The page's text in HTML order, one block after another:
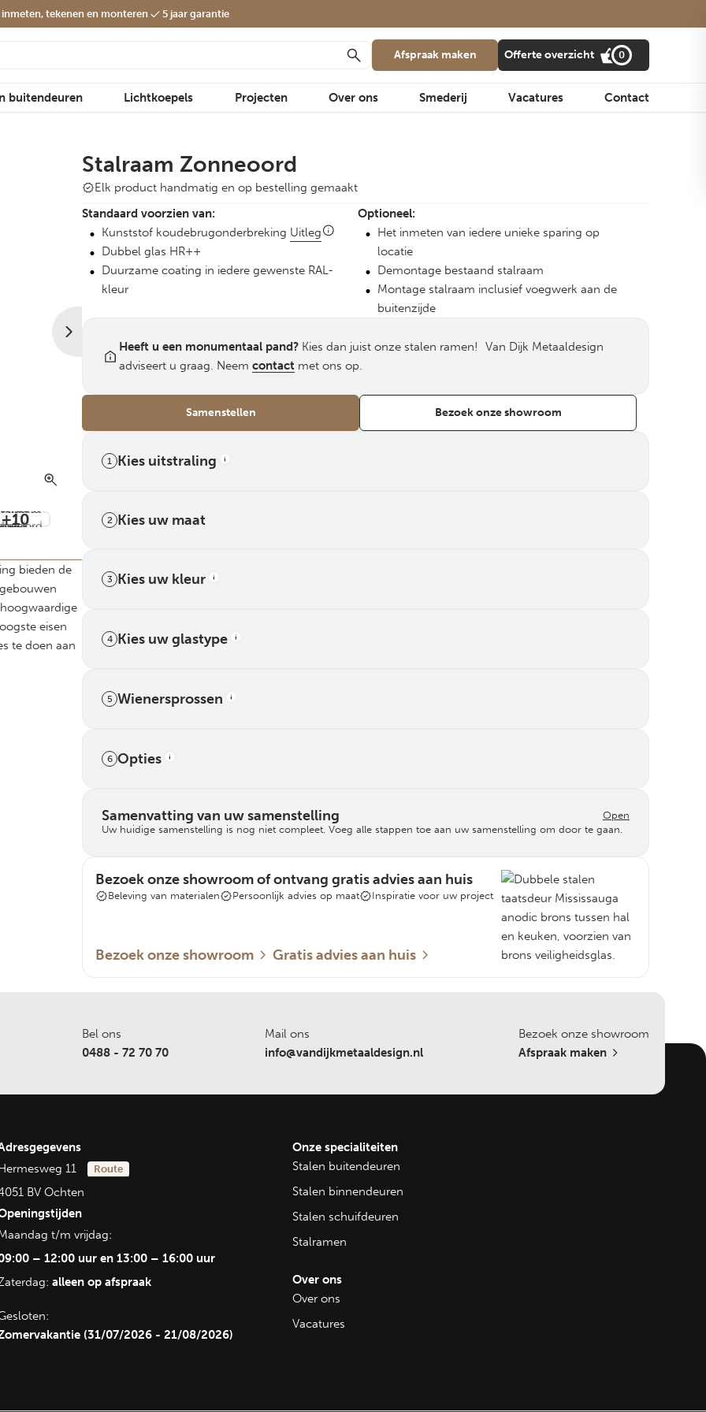
tekenen en monteren 5 jaar garantie
Afspraak maken Offerte overzicht 0
buitendeuren Lichtkoepels Projecten Over ons Smederij Vacatures Contact
+10
bieden de
eisen
te doen aan
een
altijd een
zijn
naadloos
Dit
u tijd
Ze zijn
Stalraam Zonneoord
Elk product handmatig en op bestelling gemaakt
Standaard voorzien van:
Kunststof koudebrugonderbreking Uitleg
Dubbel glas HR++
Duurzame coating in iedere gewenste RAL-
kleur
Optioneel:
Het inmeten van iedere unieke sparing op
locatie
Demontage bestaand stalraam
Montage stalraam inclusief voegwerk aan de
buitenzijde
Heeft u een monumentaal pand? Kies dan juist onze stalen ramen! Van Dijk Metaaldesign
adviseert u graag. Neem contact met ons op.
Samenstellen Bezoek onze showroom
1 Kies uitstraling
2 Kies uw maat
3 Kies uw kleur
4 Kies uw glastype
5 Wienersprossen
6 Opties
Samenvatting van uw samenstelling
Open
Uw huidige samenstelling is nog niet compleet. Voeg alle stappen toe aan uw samenstelling om door te gaan.
Bezoek onze showroom of ontvang gratis advies aan huis
Beleving van materialen Persoonlijk advies op maat Inspiratie voor uw project
Bezoek onze showroom Gratis advies aan huis
Bel ons
0488 - 72 70 70
Mail ons
info@vandijkmetaaldesign.nl
Bezoek onze showroom
Afspraak maken
11
Route
BV Ochten
t/m vrijdag:
– 12:00 uur en 13:00 – 16:00 uur
alleen op afspraak
(31/07/2026 - 21/08/2026)
Onze specialiteiten
Stalen buitendeuren
Stalen binnendeuren
Stalen schuifdeuren
Stalramen
Over ons
Over ons
Vacatures